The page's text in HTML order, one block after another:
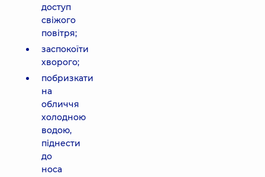
доступ
свіжого
повітря;
заспокоїти
хворого;
побризкати
на
обличчя
холодною
водою,
піднести
до
носа